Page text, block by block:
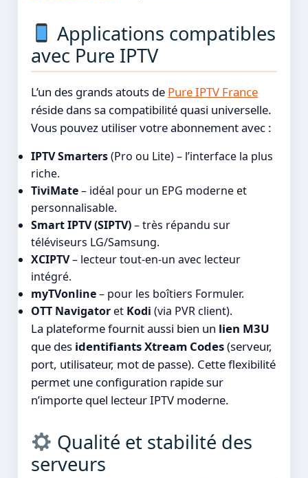
Applications compatibles
avec Pure IPTV
L’un des grands atouts de Pure IPTV France
réside dans sa compatibilité quasi universelle.
Vous pouvez utiliser votre abonnement avec :
IPTV Smarters(Pro ou Lite) – l’interface la plus
riche.
TiviMate– idéal pour un EPG moderne et
personnalisable.
Smart IPTV (SIPTV)– très répandu sur
téléviseurs LG/Samsung.
XCIPTV– lecteur tout-en-un avec lecteur
intégré.
myTVonline– pour les boîtiers Formuler.
OTT Navigatoret Kodi (via PVR client).
La plateforme fournit aussi bien un lien M3U
que des identifiants Xtream Codes(serveur,
port, utilisateur, mot de passe). Cette flexibilité
permet une configuration rapide sur
n’importe quel lecteur IPTV moderne.
Qualité et stabilité des
serveurs